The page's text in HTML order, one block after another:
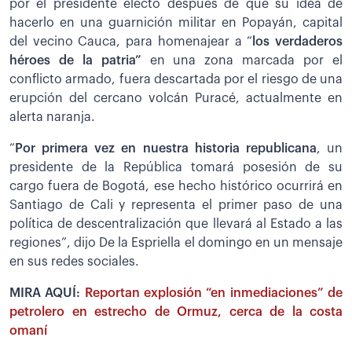
por el presidente electo después de que su idea de
hacerlo en una guarnición militar en Popayán, capital
del vecino Cauca, para homenajear a “ los verdaderos
héroes de la patria” en una zona marcada por el
conflicto armado, fuera descartada por el riesgo de una
erupción del cercano volcán Puracé, actualmente en
alerta naranja.
“ Por primera vez en nuestra historia republicana, un
presidente de la República tomará posesión de su
cargo fuera de Bogotá, ese hecho histórico ocurrirá en
Santiago de Cali y representa el primer paso de una
política de descentralización que llevará al Estado a las
regiones”, dijo De la Espriella el domingo en un mensaje
en sus redes sociales.
MIRA AQUÍ:
Reportan explosión “en inmediaciones” de
petrolero en estrecho de Ormuz, cerca de la costa
omaní